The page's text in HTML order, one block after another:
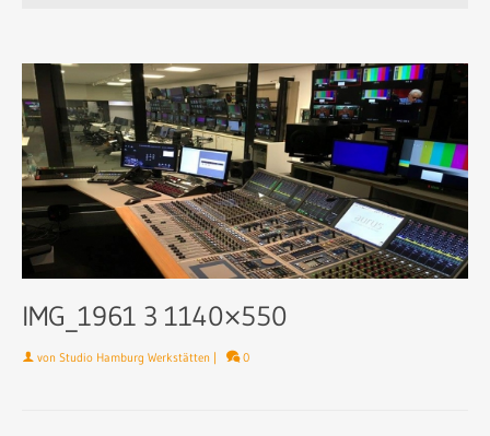
IMG_1961 3 1140×550
von Studio Hamburg Werkstätten | 0